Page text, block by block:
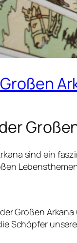
sind ein
Großen
Schöpfer